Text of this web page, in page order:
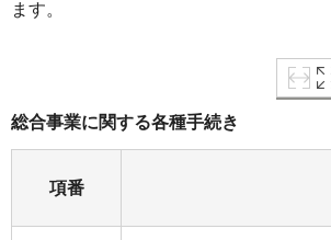
ます。
総合事業に関する各種手続き
項番